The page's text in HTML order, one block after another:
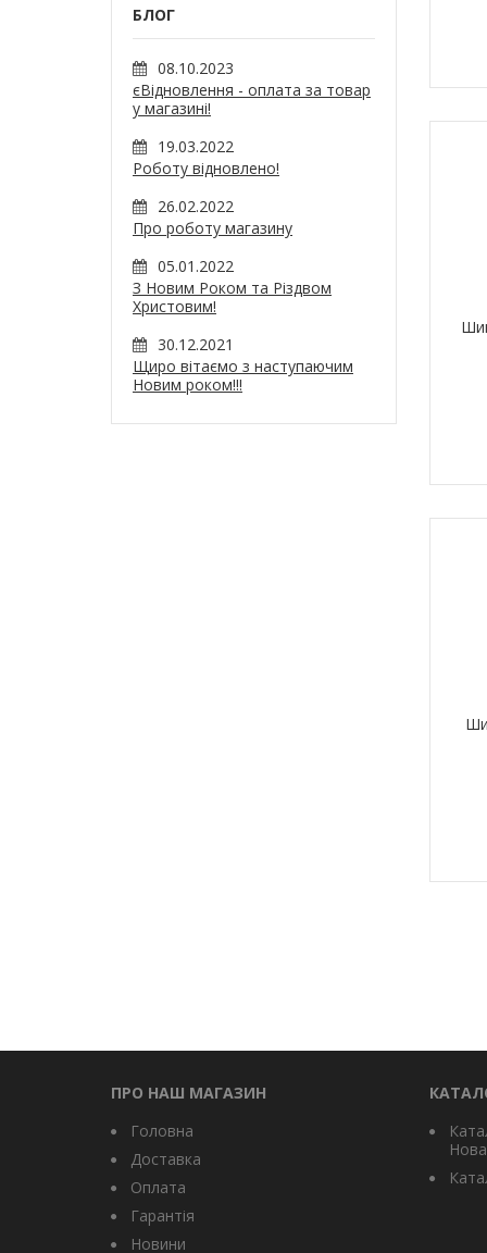
БЛОГ
08.10.2023
єВідновлення - оплата за товар
у магазині!
19.03.2022
Роботу відновлено!
26.02.2022
Про роботу магазину
05.01.2022
З Новим Роком та Різдвом
Христовим!
30.12.2021
Щиро вітаємо з наступаючим
Новим роком!!!
ПРО НАШ МАГАЗИН
Головна
Доставка
Оплата
Гарантія
Новини